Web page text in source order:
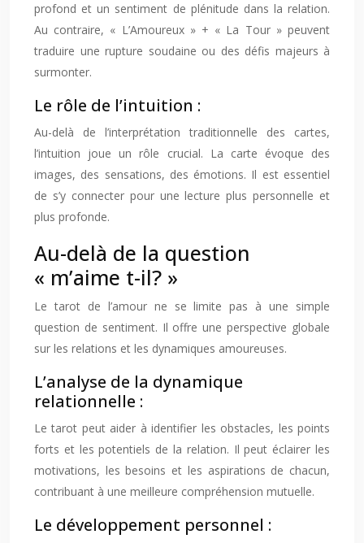
profond et un sentiment de plénitude dans la relation.
Au contraire, « L’Amoureux » + « La Tour » peuvent
traduire une rupture soudaine ou des défis majeurs à
surmonter.
Le rôle de l’intuition :
Au-delà de l’interprétation traditionnelle des cartes,
l’intuition joue un rôle crucial. La carte évoque des
images, des sensations, des émotions. Il est essentiel
de s’y connecter pour une lecture plus personnelle et
plus profonde.
Au-delà de la question
« m’aime t-il? »
Le tarot de l’amour ne se limite pas à une simple
question de sentiment. Il offre une perspective globale
sur les relations et les dynamiques amoureuses.
L’analyse de la dynamique
relationnelle :
Le tarot peut aider à identifier les obstacles, les points
forts et les potentiels de la relation. Il peut éclairer les
motivations, les besoins et les aspirations de chacun,
contribuant à une meilleure compréhension mutuelle.
Le développement personnel :